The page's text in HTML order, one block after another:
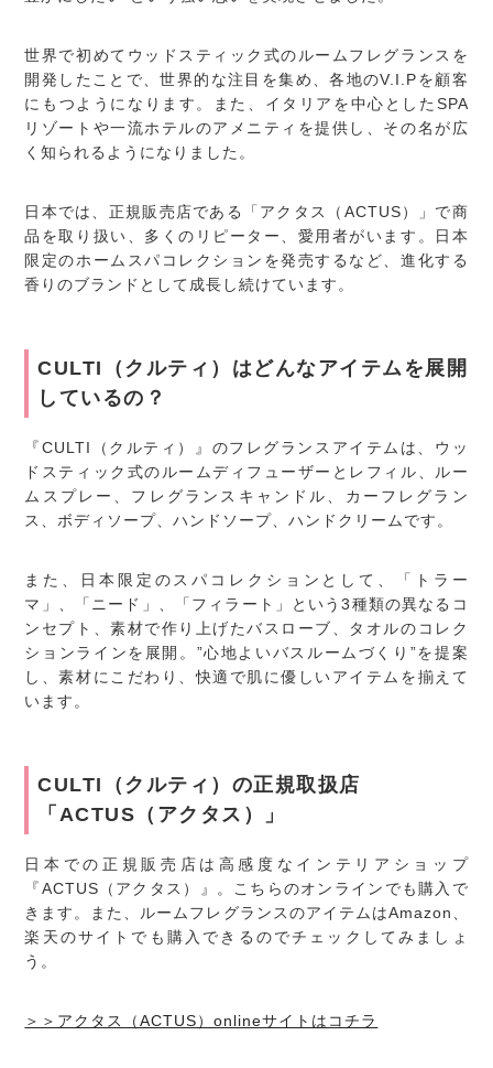
世界で初めてウッドスティック式のルームフレグランスを
開発したことで、世界的な注目を集め、各地のV.I.Pを顧客
にもつようになります。また、イタリアを中心としたSPA
リゾートや一流ホテルのアメニティを提供し、その名が広
く知られるようになりました。
日本では、正規販売店である「アクタス（ACTUS）」で商
品を取り扱い、多くのリピーター、愛用者がいます。日本
限定のホームスパコレクションを発売するなど、進化する
香りのブランドとして成長し続けています。
CULTI（クルティ）はどんなアイテムを展開
しているの？
『CULTI（クルティ）』のフレグランスアイテムは、ウッ
ドスティック式のルームディフューザーとレフィル、ルー
ムスプレー、フレグランスキャンドル、カーフレグラン
ス、ボディソープ、ハンドソープ、ハンドクリームです。
また、日本限定のスパコレクションとして、「トラー
マ」、「ニード」、「フィラート」という3種類の異なるコ
ンセプト、素材で作り上げたバスローブ、タオルのコレク
ションラインを展開。”心地よいバスルームづくり”を提案
し、素材にこだわり、快適で肌に優しいアイテムを揃えて
います。
CULTI（クルティ）の正規取扱店
「ACTUS（アクタス）」
日本での正規販売店は高感度なインテリアショップ
『ACTUS（アクタス）』。こちらのオンラインでも購入で
きます。また、ルームフレグランスのアイテムはAmazon、
楽天のサイトでも購入できるのでチェックしてみましょ
う。
＞＞アクタス（ACTUS）onlineサイトはコチラ